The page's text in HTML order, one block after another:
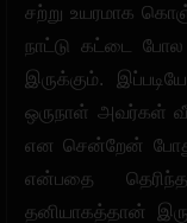
சற்று உயரமாக
நாட்டு கட்டை போல
இருக்கும்.
ஒருநாள் அவர்கள்
என சென்றேன்
என்பதை
தனியாகத்தான்